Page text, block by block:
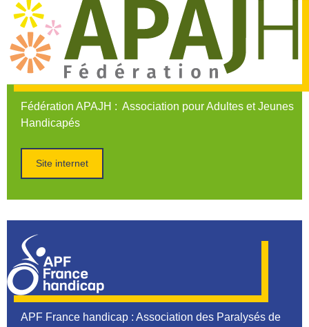
Fédération APAJH : Association pour Adultes et Jeunes
Handicapés
Site internet
APF France handicap : Association des Paralysés de